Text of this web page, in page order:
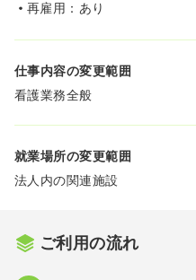
再雇用：あり
仕事内容の変更範囲
看護業務全般
就業場所の変更範囲
法人内の関連施設
ご利用の流れ